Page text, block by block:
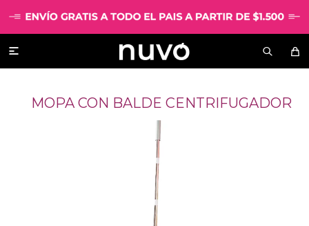

MOPA CON BALDE CENTRIFUGADOR